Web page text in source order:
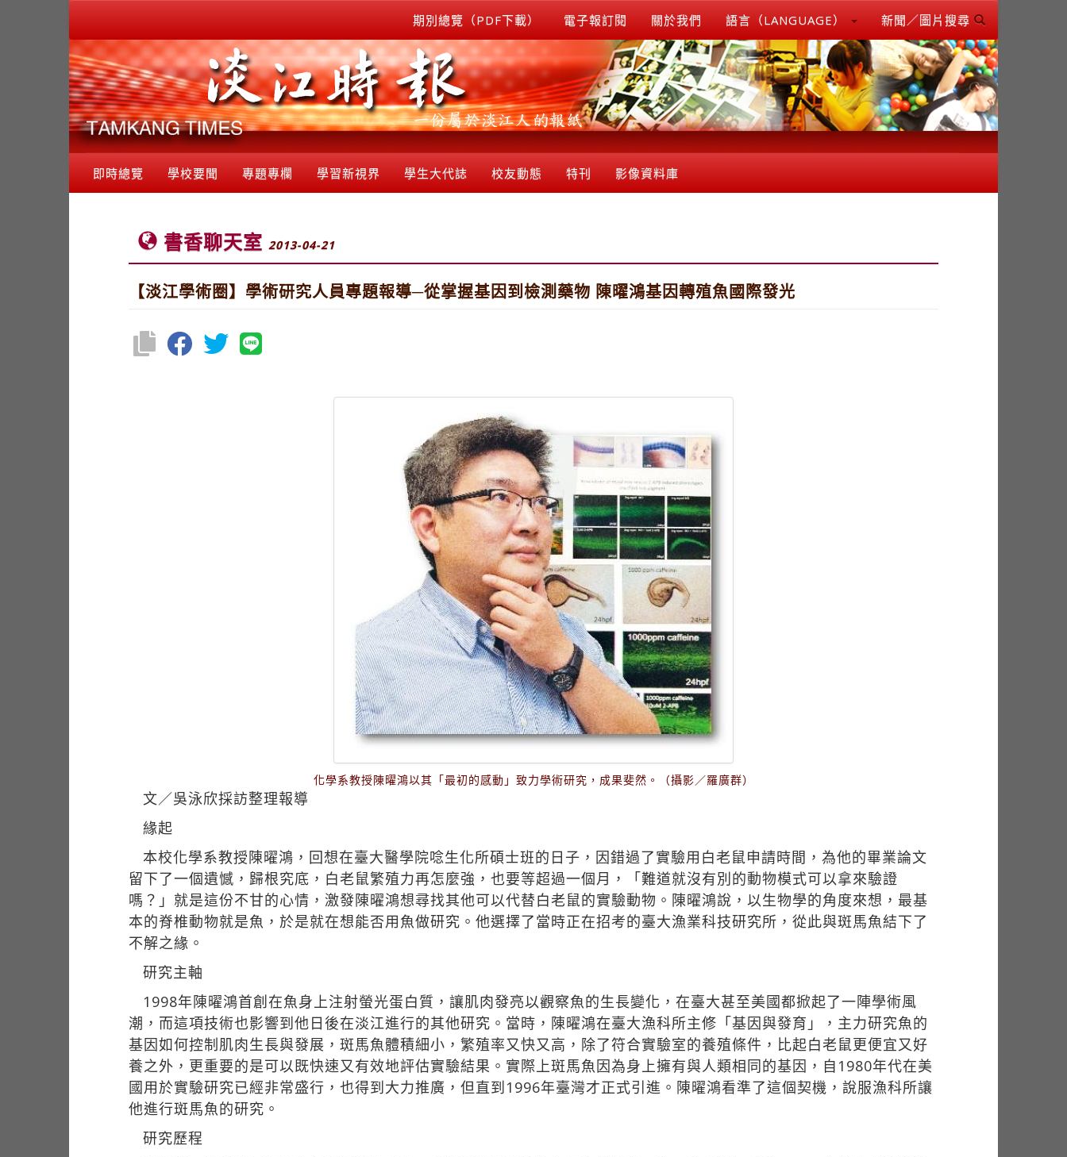
期別總覽（PDF下載） 電子報訂閱 關於我們 語言（LANGUAGE） 新聞／圖片搜尋
即時總覽 學校要聞 專題專欄 學習新視界 學生大代誌 校友動態 特刊 影像資料庫
書香聊天室 2013-04-21
【淡江學術圈】學術研究人員專題報導─從掌握基因到檢測藥物 陳曜鴻基因轉殖魚國際發光
化學系教授陳曜鴻以其「最初的感動」致力學術研究，成果斐然。（攝影／羅廣群）
文／吳泳欣採訪整理報導
緣起
本校化學系教授陳曜鴻，回想在臺大醫學院唸生化所碩士班的日子，因錯過了實驗用白老鼠申請時間，為他的畢業論文
留下了一個遺憾，歸根究底，白老鼠繁殖力再怎麼強，也要等超過一個月，「難道就沒有別的動物模式可以拿來驗證
嗎？」就是這份不甘的心情，激發陳曜鴻想尋找其他可以代替白老鼠的實驗動物。陳曜鴻說，以生物學的角度來想，最基
本的脊椎動物就是魚，於是就在想能否用魚做研究。他選擇了當時正在招考的臺大漁業科技研究所，從此與斑馬魚結下了
不解之緣。
研究主軸
1998年陳曜鴻首創在魚身上注射螢光蛋白質，讓肌肉發亮以觀察魚的生長變化，在臺大甚至美國都掀起了一陣學術風
潮，而這項技術也影響到他日後在淡江進行的其他研究。當時，陳曜鴻在臺大漁科所主修「基因與發育」，主力研究魚的
基因如何控制肌肉生長與發展，斑馬魚體積細小，繁殖率又快又高，除了符合實驗室的養殖條件，比起白老鼠更便宜又好
養之外，更重要的是可以既快速又有效地評估實驗結果。實際上斑馬魚因為身上擁有與人類相同的基因，自1980年代在美
國用於實驗研究已經非常盛行，也得到大力推廣，但直到1996年臺灣才正式引進。陳曜鴻看準了這個契機，說服漁科所讓
他進行斑馬魚的研究。
研究歷程